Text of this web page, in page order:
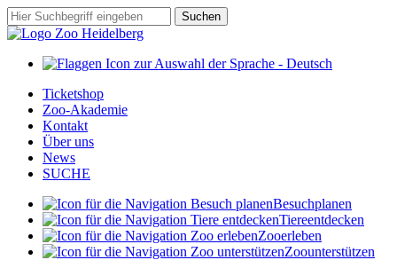
Zum
Hauptinhalt
springen
Suchbegriff Suchen
Ticketshop
Zoo-Akademie
Kontakt
Über uns
News
SUCHE
Besuchplanen
Tiereentdecken
Zooerleben
Zoounterstützen